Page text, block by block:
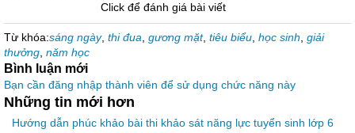
Click để đánh giá bài viết
Từ khóa:sáng ngày, thi đua gương mặt, tiêu biểu học sinh giải
thưởng năm học
Bình luận mới
Bạn cần đăng nhập thành viên để sử dụng chức năng này
Những tin mới hơn
Hướng dẫn phúc khảo bài thi khảo sát năng lực tuyển sinh lớp 6